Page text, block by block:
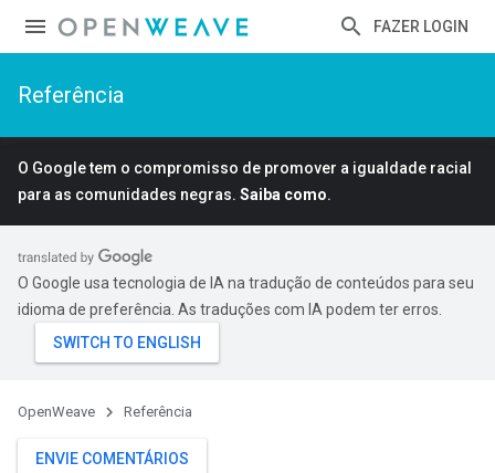
FAZER LOGIN
Referência
O Google tem o compromisso de promover a igualdade racial
para as comunidades negras. Saiba como.
O Google usa tecnologia de IA na tradução de conteúdos para seu
idioma de preferência. As traduções com IA podem ter erros.
OpenWeave Referência
ENVIE COMENTÁRIOS